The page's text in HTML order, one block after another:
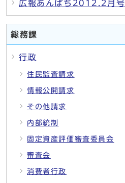
広報あんぱち2012.2月号
総務課
行政
住民監査請求
情報公開請求
その他請求
内部統制
固定資産評価審査委員会
審査会
消費者行政